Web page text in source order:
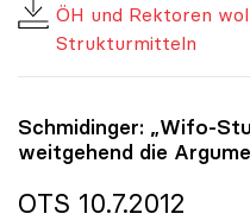
ÖH und Rektoren
Strukturmitteln
Schmidinger: „Wifo-
weitgehend die
OTS 10.7.2012